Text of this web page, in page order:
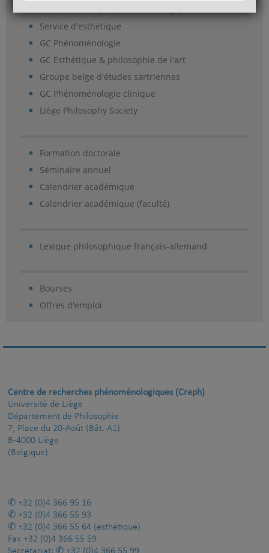
Service d'esthétique
GC Phénoménologie
GC Esthétique & philosophie de l'art
Groupe belge d'études sartriennes
GC Phénoménologie clinique
Liège Philosophy Society
Formation doctorale
Séminaire annuel
Calendrier académique
Calendrier académique (faculté)
Lexique philosophique français-allemand
Bourses
Offres d'emploi
Centre de recherches phénoménologiques (Creph)
Université de Liège
Département de Philosophie
7, Place du 20-Août (Bât. A1)
B-4000 Liège
(Belgique)
+32 (0)4 366 95 16
+32 (0)4 366 55 93
+32 (0)4 366 55 64 (esthétique)
Fax +32 (0)4 366 55 59